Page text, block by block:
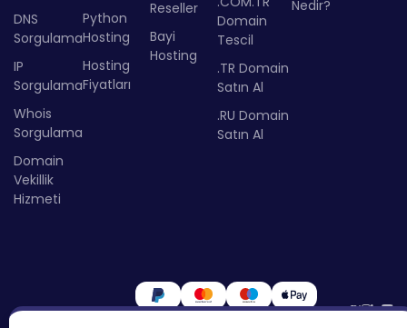
DNS
Sorgulama
IP
Sorgulama
Whois
Sorgulama
Domain
Vekillik
Hizmeti
Python
Hosting
Hosting
Fiyatları
Reseller
Bayi
Hosting
Domain
Tescil
.TR Domain
Satın Al
.RU Domain
Satın Al
Nedir?